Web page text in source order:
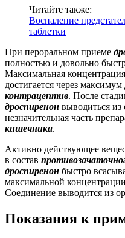
Читайте также:
Воспаление
таблетки
При пероральном приеме
полностью и довольно
Максимальная
достигается через
контрацептив. После
дроспиренон выводиться из
незначительная часть
кишечника.
Активно действующее
в состав
дроспиренон быстро
максимальной
Соединение выводится из
Показания к